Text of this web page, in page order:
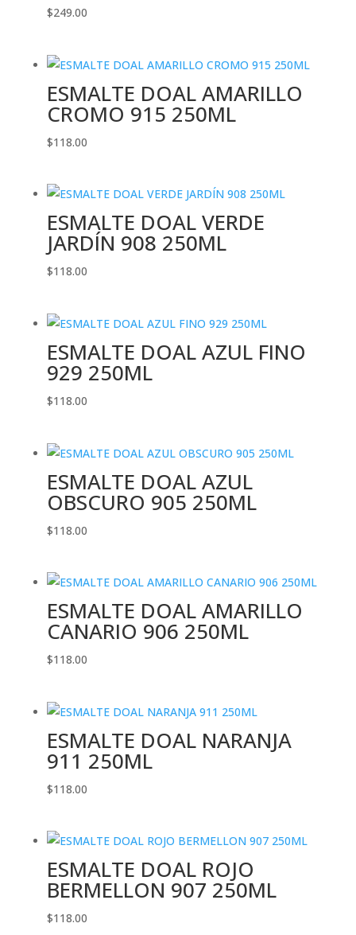
$249.00
ESMALTE DOAL AMARILLO
CROMO 915 250ML
$118.00
ESMALTE DOAL VERDE
JARDÍN 908 250ML
$118.00
ESMALTE DOAL AZUL FINO
929 250ML
$118.00
ESMALTE DOAL AZUL
OBSCURO 905 250ML
$118.00
ESMALTE DOAL AMARILLO
CANARIO 906 250ML
$118.00
ESMALTE DOAL NARANJA
911 250ML
$118.00
ESMALTE DOAL ROJO
BERMELLON 907 250ML
$118.00